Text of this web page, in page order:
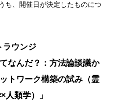
ち、開催日が決定したものにつ
ラウンジ
なんだ？：方法論談議か
トワーク構築の試み（霊
人類学）」